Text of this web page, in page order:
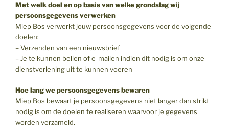
Met welk doel en op basis van welke grondslag wij
persoonsgegevens verwerken
Miep Bos verwerkt jouw persoonsgegevens voor de volgende
doelen:
– Verzenden van een nieuwsbrief
– Je te kunnen bellen of e-mailen indien dit nodig is om onze
dienstverlening uit te kunnen voeren
Hoe lang we persoonsgegevens bewaren
Miep Bos bewaart je persoonsgegevens niet langer dan strikt
nodig is om de doelen te realiseren waarvoor je gegevens
worden verzameld.